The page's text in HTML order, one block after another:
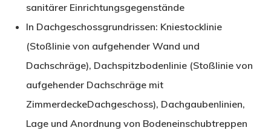
sanitärer Einrichtungsgegenstände
In Dachgeschossgrundrissen: Kniestocklinie
(Stoßlinie von aufgehender Wand und
Dachschräge), Dachspitzbodenlinie (Stoßlinie von
aufgehender Dachschräge mit
ZimmerdeckeDachgeschoss), Dachgaubenlinien,
Lage und Anordnung von Bodeneinschubtreppen